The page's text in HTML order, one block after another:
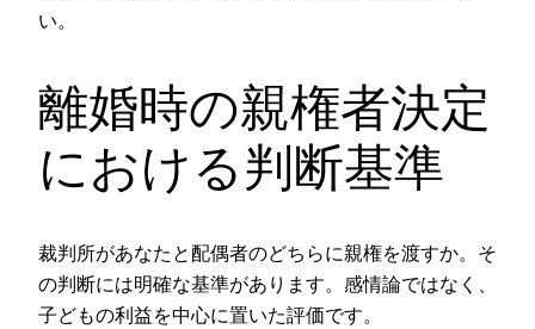
い。
離婚時の親権者決定
における判断基準
裁判所があなたと配偶者のどちらに親権を渡すか。そ
の判断には明確な基準があります。感情論ではなく、
子どもの利益を中心に置いた評価です。